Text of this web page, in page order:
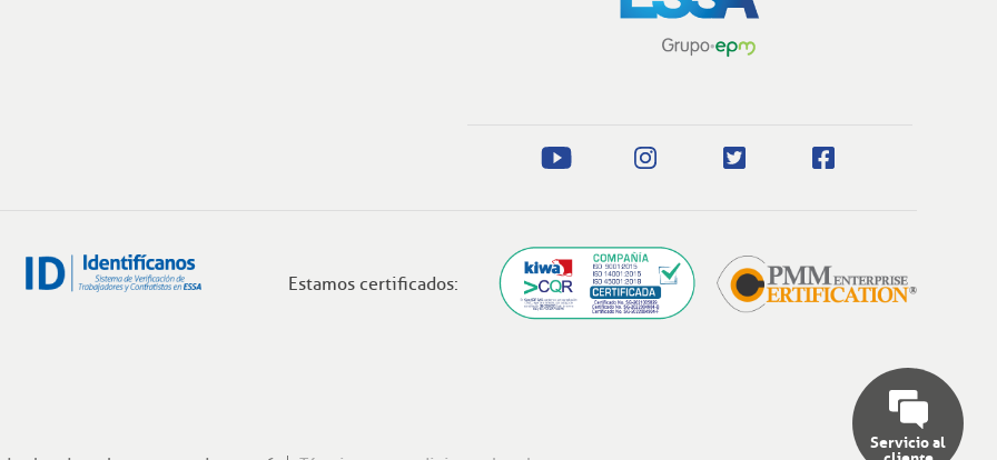
Servicio al
Estamos certificados: